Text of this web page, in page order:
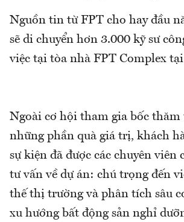
Nguồn tin từ FPT cho hay đầu
sẽ di chuyển hơn 3.000 kỹ sư
việc tại tòa nhà FPT Complex
Ngoài cơ hội tham gia bốc
những phần quà giá trị, khách
sự kiện đã được các chuyên viên
tư vấn về dự án: chú trọng đến
thế thị trường và phân tích sâu
xu hướng bất động sản nghỉ